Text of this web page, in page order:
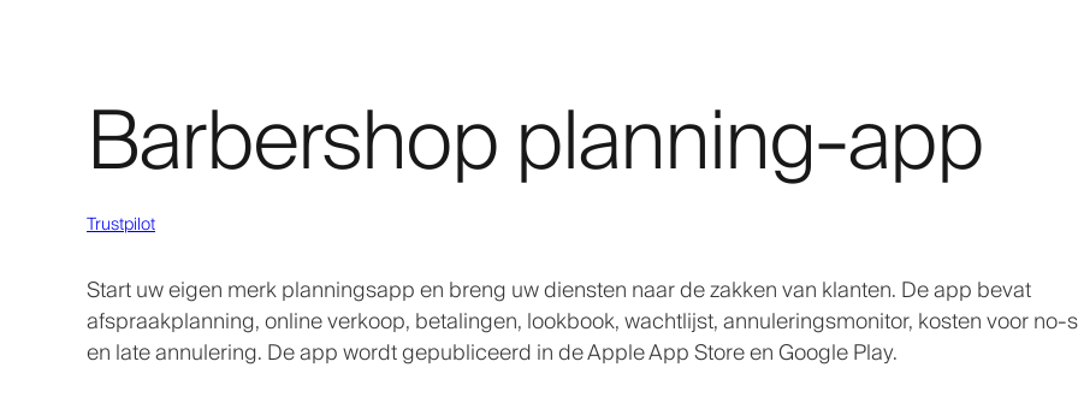
Barbershop planning-app
Trustpilot
Start uw eigen merk planningsapp en breng uw diensten naar de zakken van klanten. De app bevat
afspraakplanning, online verkoop, betalingen, lookbook, wachtlijst, annuleringsmonitor, kosten voor no-
en late annulering. De app wordt gepubliceerd in de Apple App Store en Google Play.